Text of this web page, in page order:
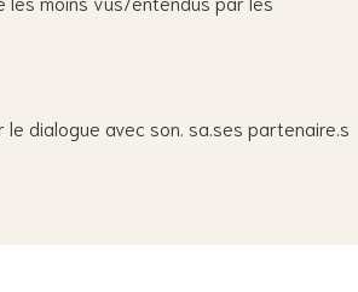
dialogue avec son. sa.ses partenaire.s